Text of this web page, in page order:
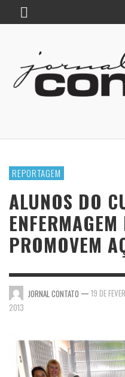
REPORTAGEM
ALUNOS DO
PROMOVEM
JORNAL CONTATO — 19 DE
2013